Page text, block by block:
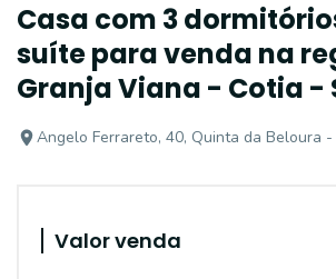
Casa com 3
suíte para venda na
Granja Viana - Cotia -
Angelo Ferrareto, 40, Quinta da Beloura -
Valor venda